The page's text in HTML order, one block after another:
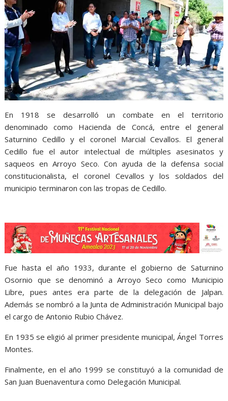
En 1918 se desarrolló un combate en el territorio
denominado como Hacienda de Concá, entre el general
Saturnino Cedillo y el coronel Marcial Cevallos. El general
Cedillo fue el autor intelectual de múltiples asesinatos y
saqueos en Arroyo Seco. Con ayuda de la defensa social
constitucionalista, el coronel Cevallos y los soldados del
municipio terminaron con las tropas de Cedillo.
Fue hasta el año 1933, durante el gobierno de Saturnino
Osornio que se denominó a Arroyo Seco como Municipio
Libre, pues antes era parte de la delegación de Jalpan.
Además se nombró a la Junta de Administración Municipal bajo
el cargo de Antonio Rubio Chávez.
En 1935 se eligió al primer presidente municipal, Ángel Torres
Montes.
Finalmente, en el año 1999 se constituyó a la comunidad de
San Juan Buenaventura como Delegación Municipal.